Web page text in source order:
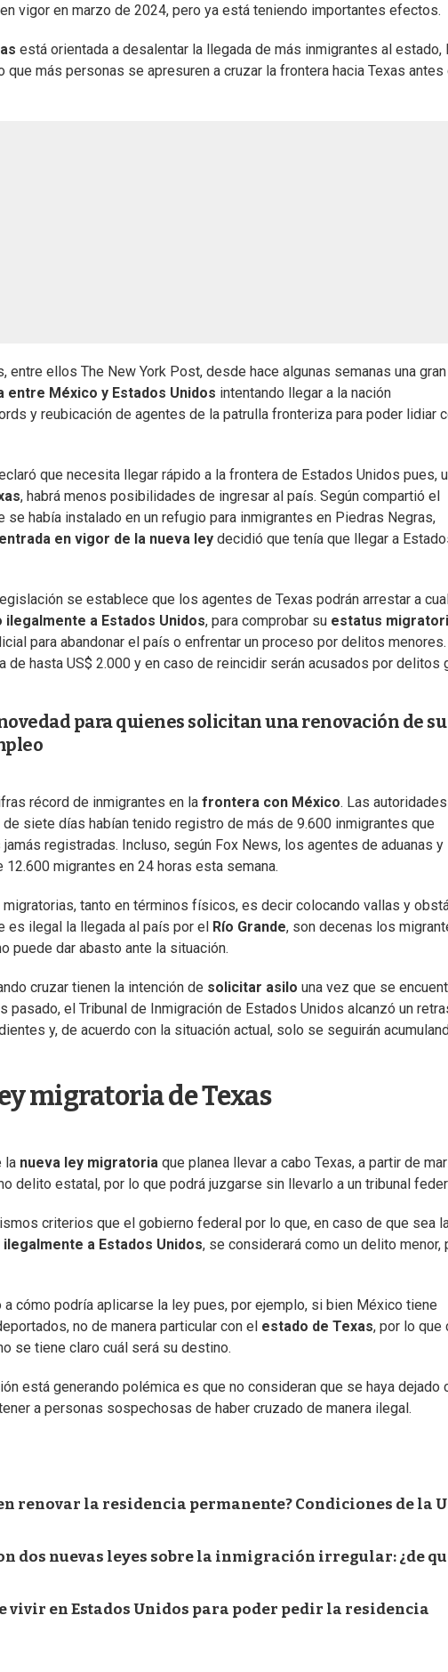
vigor en marzo de 2024, pero ya está teniendo importantes efectos.
está orientada a desalentar la llegada de más inmigrantes al estado,
más personas se apresuren a cruzar la frontera hacia Texas antes
ellos The New York Post, desde hace algunas semanas una gran
México y Estados Unidos intentando llegar a la nación
y reubicación de agentes de la patrulla fronteriza para poder lidiar
que necesita llegar rápido a la frontera de Estados Unidos pues,
, habrá menos posibilidades de ingresar al país. Según compartió el
se había instalado en un refugio para inmigrantes en Piedras Negras,
entrada en vigor de la nueva ley decidió que tenía que llegar a
se establece que los agentes de Texas podrán arrestar a
ilegalmente a Estados Unidos, para comprobar su estatus
para abandonar el país o enfrentar un proceso por delitos
de hasta US$ 2.000 y en caso de reincidir serán acusados por delitos
para quienes solicitan una renovación de su
récord de inmigrantes en la frontera con México. Las autoridades
siete días habían tenido registro de más de 9.600 inmigrantes que
registradas. Incluso, según Fox News, los agentes de aduanas y
migrantes en 24 horas esta semana.
tanto en términos físicos, es decir colocando vallas y
es ilegal la llegada al país por el
Río Grande, son decenas los
puede dar abasto ante la situación.
cruzar tienen la intención de solicitar asilo una vez que se
el Tribunal de Inmigración de Estados Unidos alcanzó un
y, de acuerdo con la situación actual, solo se seguirán
migratoria de Texas
la nueva ley migratoria que planea llevar a cabo Texas, a partir de
delito estatal, por lo que podrá juzgarse sin llevarlo a un tribunal
criterios que el gobierno federal por lo que, en caso de que sea
a Estados Unidos, se considerará como un delito menor,
cómo podría aplicarse la ley pues, por ejemplo, si bien México tiene
no de manera particular con el estado de Texas, por lo que
se tiene claro cuál será su destino.
está generando polémica es que no consideran que se haya dejado
a personas sospechosas de haber cruzado de manera ilegal.
renovar la residencia permanente? Condiciones de la
dos nuevas leyes sobre la inmigración irregular: ¿de
vivir en Estados Unidos para poder pedir la residencia